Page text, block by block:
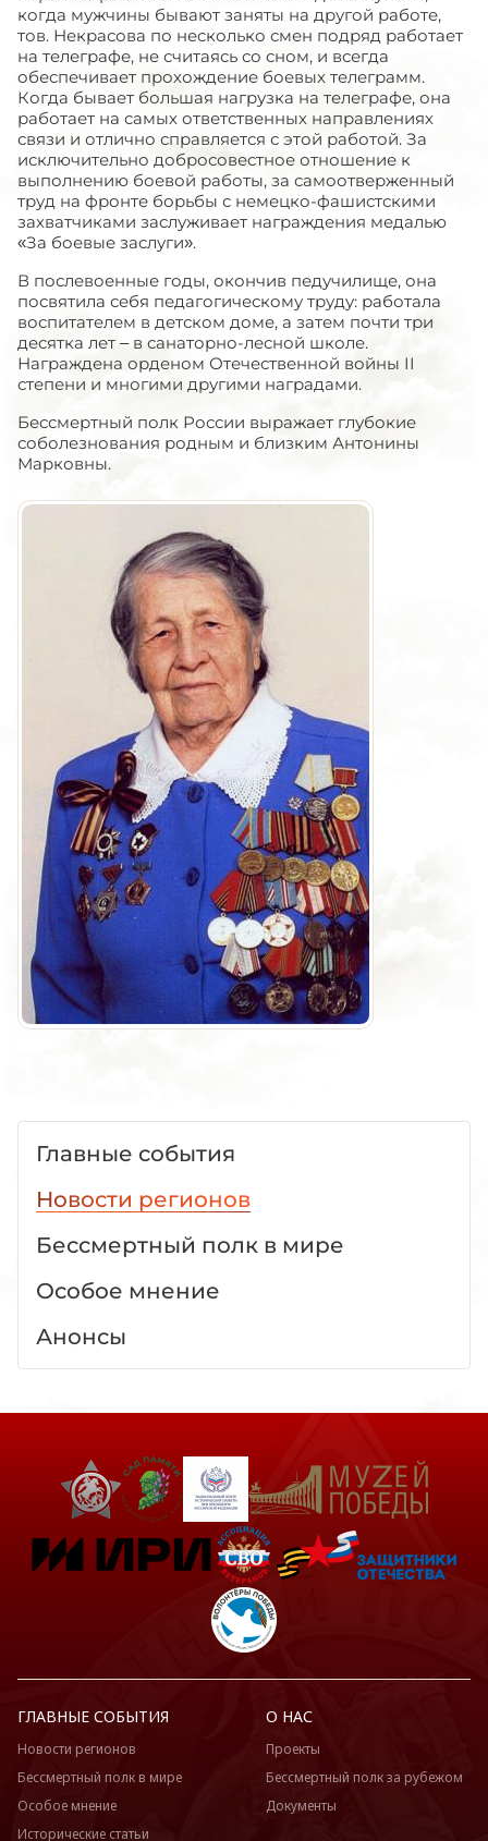
когда мужчины бывают заняты на другой работе,
тов. Некрасова по несколько смен подряд работает
на телеграфе, не считаясь со сном, и всегда
обеспечивает прохождение боевых телеграмм.
Когда бывает большая нагрузка на телеграфе, она
работает на самых ответственных направлениях
связи и отлично справляется с этой работой. За
исключительно добросовестное отношение к
выполнению боевой работы, за самоотверженный
труд на фронте борьбы с немецко-фашистскими
захватчиками заслуживает награждения медалью
«За боевые заслуги».
В послевоенные годы, окончив педучилище, она
посвятила себя педагогическому труду: работала
воспитателем в детском доме, а затем почти три
десятка лет – в санаторно-лесной школе.
Награждена орденом Отечественной войны II
степени и многими другими наградами.
Бессмертный полк России выражает глубокие
соболезнования родным и близким Антонины
Марковны.
Главные события
Новости регионов
Бессмертный полк в мире
Особое мнение
Анонсы
ГЛАВНЫЕ СОБЫТИЯ
Новости регионов
Бессмертный полк в мире
Особое мнение
Исторические статьи
О НАС
Проекты
Бессмертный полк за рубежом
Документы